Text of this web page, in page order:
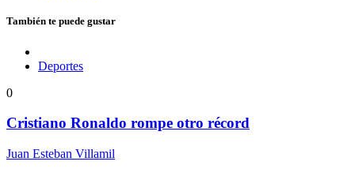
También te puede gustar
Deportes
0
Cristiano Ronaldo rompe otro récord
Juan Esteban Villamil